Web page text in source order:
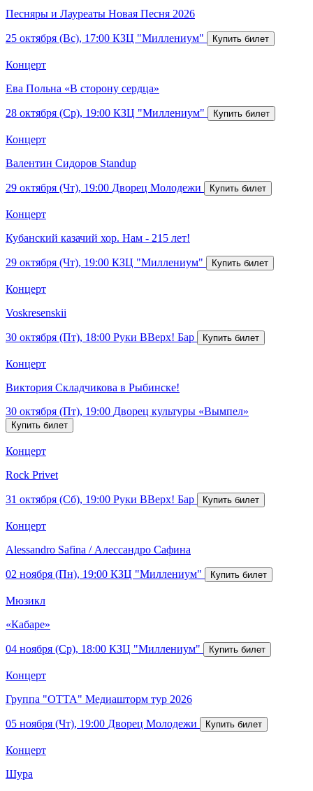
Песняры и Лауреаты Новая Песня 2026
25 октября (Вс), 17:00 КЗЦ "Миллениум"
Концерт
Ева Польна «В сторону сердца»
28 октября (Ср), 19:00 КЗЦ "Миллениум"
Концерт
Валентин Сидоров Standup
29 октября (Чт), 19:00 Дворец Молодежи
Концерт
Кубанский казачий хор. Нам - 215 лет!
29 октября (Чт), 19:00 КЗЦ "Миллениум"
Концерт
Voskresenskii
30 октября (Пт), 18:00 Руки ВВерх! Бар
Концерт
Виктория Складчикова в Рыбинске!
30 октября (Пт), 19:00 Дворец культуры «Вымпел»
Концерт
Rock Privet
31 октября (Сб), 19:00 Руки ВВерх! Бар
Концерт
Alessandro Safina / Алессандро Сафина
02 ноября (Пн), 19:00 КЗЦ "Миллениум"
Мюзикл
«Кабаре»
04 ноября (Ср), 18:00 КЗЦ "Миллениум"
Концерт
Группа "ОТТА" Медиашторм тур 2026
05 ноября (Чт), 19:00 Дворец Молодежи
Концерт
Шура